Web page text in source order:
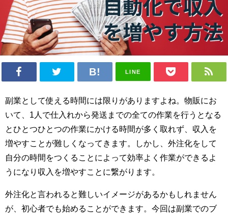
LINE
副業として使える時間には限りがありますよね。物販にお
いて、1人で仕入れから発送までの全ての作業を行うとなる
とひとつひとつの作業にかける時間が多く取れず、収入を
増やすことが難しくなってきます。しかし、外注化をして
自分の時間をつくることによって効率よく作業ができるよ
うになり収入を増やすことに繋がります。
外注化と言われると難しいイメージがあるかもしれません
が、初心者でも始めることができます。今回は副業でのブ